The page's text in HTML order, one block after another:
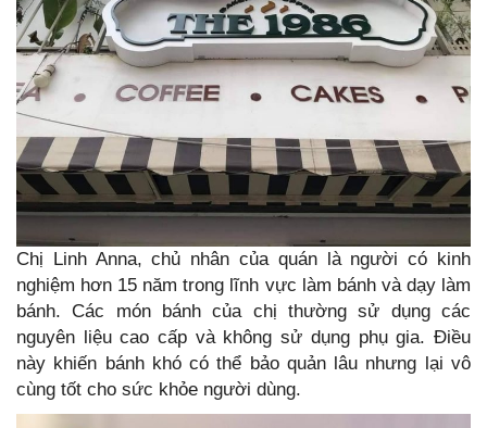
Chị Linh Anna, chủ nhân của quán là người có kinh
nghiệm hơn 15 năm trong lĩnh vực làm bánh và dạy làm
bánh. Các món bánh của chị thường sử dụng các
nguyên liệu cao cấp và không sử dụng phụ gia. Điều
này khiến bánh khó có thể bảo quản lâu nhưng lại vô
cùng tốt cho sức khỏe người dùng.